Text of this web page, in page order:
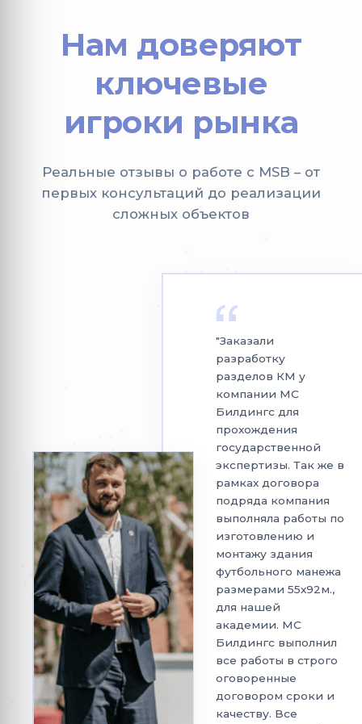
Нам доверяют
ключевые
игроки рынка
Реальные отзывы о работе с MSB – от
первых консультаций до реализации
сложных объектов
"Заказали
разработку
разделов КМ у
компании МС
Билдингс для
прохождения
государственной
экспертизы. Так же в
рамках договора
подряда компания
выполняла работы по
изготовлению и
монтажу здания
футбольного манежа
размерами 55х92м.,
для нашей
академии. МС
Билдингс выполнил
все работы в строго
оговоренные
договором сроки и
качеству. Все